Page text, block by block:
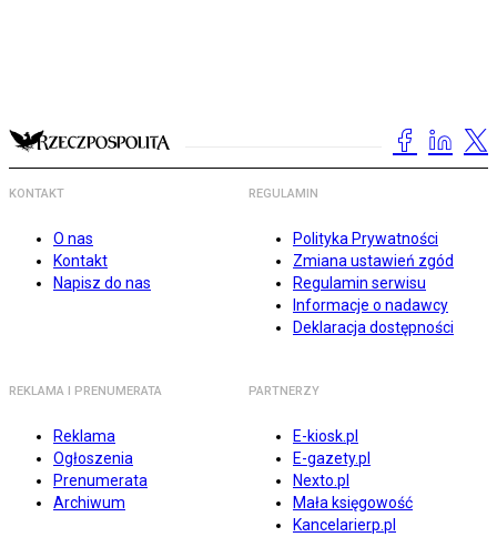
KONTAKT
O nas
Kontakt
Napisz do nas
REGULAMIN
Polityka Prywatności
Zmiana ustawień zgód
Regulamin serwisu
Informacje o nadawcy
Deklaracja dostępności
REKLAMA I PRENUMERATA
Reklama
Ogłoszenia
Prenumerata
Archiwum
PARTNERZY
E-kiosk.pl
E-gazety.pl
Nexto.pl
Mała księgowość
Kancelarierp.pl